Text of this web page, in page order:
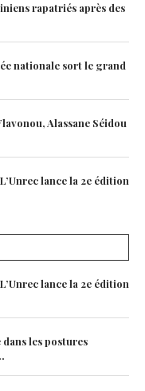
rapatriés après des
nationale sort le grand
Alassane Séidou
lance la 2e édition
lance la 2e édition
les postures